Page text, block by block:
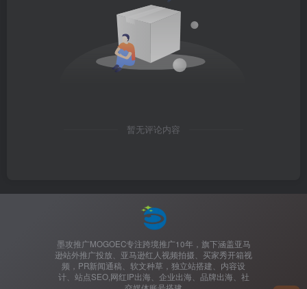
暂无评论内容
墨攻推广MOGOEC专注跨境推广10年，旗下涵盖亚马
逊站外推广投放、亚马逊红人视频拍摄、买家秀开箱视
频，PR新闻通稿、软文种草，独立站搭建、内容设
计、站点SEO,网红IP出海、企业出海、品牌出海、社